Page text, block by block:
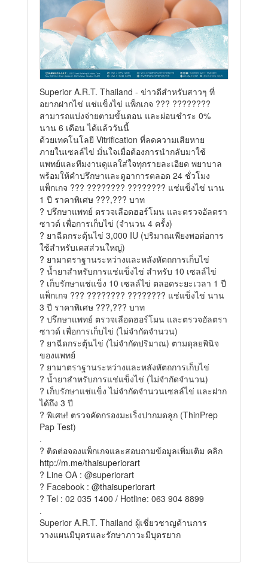
Superior A.R.T. Thailand - ข่าวดีสำหรับสาวๆ ที่
อยากฝากไข่ แช่แข็งไข่ แพ็กเกจ ??? ????????
สามารถแบ่งจ่ายตามขั้นตอน และผ่อนชำระ 0%
นาน 6 เดือน ได้แล้ววันนี้
ด้วยเทคโนโลยี Vitrification ที่ลดความเสียหาย
ภายในเซลล์ไข่ มั่นใจเมื่อต้องการนำกลับมาใช้
แพทย์และทีมงานดูแลใส่ใจทุกรายละเอียด พยาบาล
พร้อมให้คำปรึกษาและดูอาการตลอด 24 ชั่วโมง
แพ็กเกจ ??? ???????? ???????? แช่แข็งไข่ นาน
1 ปี ราคาพิเศษ ???,??? บาท
? ปรึกษาแพทย์ ตรวจเลือดฮอร์โมน และตรวจอัลตรา
ซาวด์ เพื่อการเก็บไข่ (จำนวน 4 ครั้ง)
? ยาฉีดกระตุ้นไข่ 3,000 IU (ปริมาณเพียงพอต่อการ
ใช้สำหรับเคสส่วนใหญ่)
? ยามาตราฐานระหว่างและหลังหัตถการเก็บไข่
? น้ำยาสำหรับการแช่แข็งไข่ สำหรับ 10 เซลล์ไข่
? เก็บรักษาแช่แข็ง 10 เซลล์ไข่ ตลอดระยะเวลา 1 ปี
แพ็กเกจ ??? ???????? ???????? แช่แข็งไข่ นาน
3 ปี ราคาพิเศษ ???,??? บาท
? ปรึกษาแพทย์ ตรวจเลือดฮอร์โมน และตรวจอัลตรา
ซาวด์ เพื่อการเก็บไข่ (ไม่จำกัดจำนวน)
? ยาฉีดกระตุ้นไข่ (ไม่จำกัดปริมาณ) ตามดุลยพินิจ
ของแพทย์
? ยามาตราฐานระหว่างและหลังหัตถการเก็บไข่
? น้ำยาสำหรับการแช่แข็งไข่ (ไม่จำกัดจำนวน)
? เก็บรักษาแช่แข็ง ไม่จำกัดจำนวนเซลล์ไข่ และฝาก
ได้ถึง 3 ปี
? พิเศษ! ตรวจคัดกรองมะเร็งปากมดลูก (ThinPrep
Pap Test)
.
? ติดต่อจองแพ็กเกจและสอบถามข้อมูลเพิ่มเติม คลิก
http://m.me/thaisuperiorart
? Line OA : @superiorart
? Facebook : @thaisuperiorart
? Tel : 02 035 1400 / Hotline: 063 904 8899
.
Superior A.R.T. Thailand ผู้เชี่ยวชาญด้านการ
วางแผนมีบุตรและรักษาภาวะมีบุตรยาก